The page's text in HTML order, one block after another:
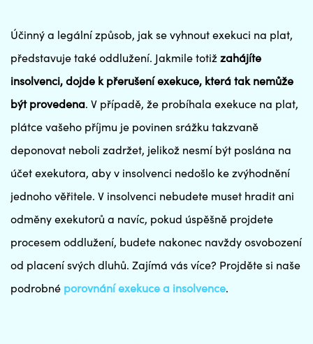
Účinný a legální způsob, jak se vyhnout exekuci na plat,
představuje také oddlužení. Jakmile totiž zahájíte
insolvenci, dojde k přerušení exekuce, která tak nemůže
být provedena. V případě, že probíhala exekuce na plat,
plátce vašeho příjmu je povinen srážku takzvaně
deponovat neboli zadržet, jelikož nesmí být poslána na
účet exekutora, aby v insolvenci nedošlo ke zvýhodnění
jednoho věřitele. V insolvenci nebudete muset hradit ani
odměny exekutorů a navíc, pokud úspěšně projdete
procesem oddlužení, budete nakonec navždy osvobození
od placení svých dluhů. Zajímá vás více? Projděte si naše
podrobné porovnání exekuce a insolvence.